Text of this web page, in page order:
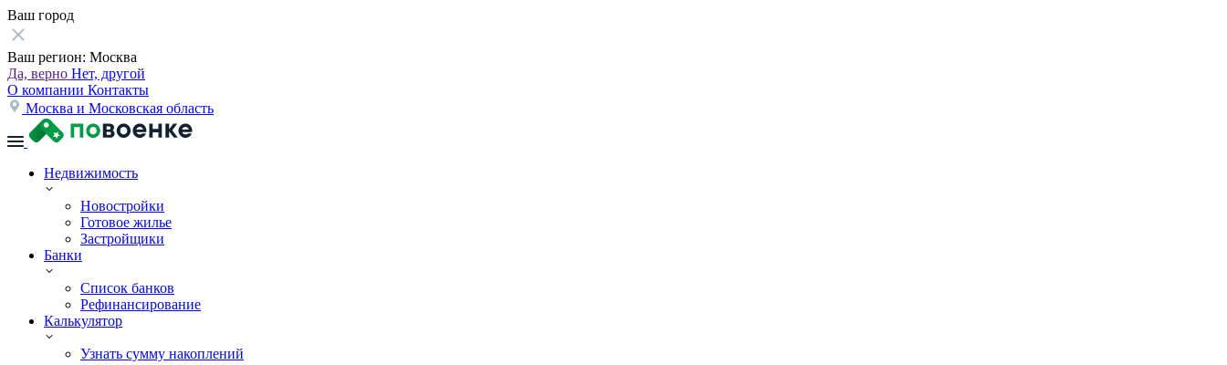
Ваш город
Ваш регион: Москва
Да, верно Нет, другой
О компании Контакты
Москва и Московская область
Недвижимость
Новостройки
Готовое жилье
Застройщики
Банки
Список банков
Рефинансирование
Калькулятор
Узнать сумму накоплений